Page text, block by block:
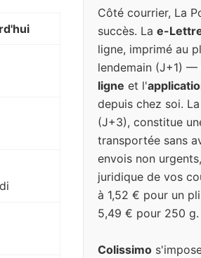
Côté courrier, La
succès. La e-
ligne, imprimé au
lendemain (J+1) —
ligne et l'
depuis chez soi. La
(J+3), constitue
transportée sans
envois non
juridique de vos
à 1,52 € pour un
5,49 € pour 250 g.
Colissimo